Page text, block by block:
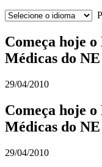
Começa hoje
Médicas do NE
29/04/2010
Começa hoje
Médicas do NE
29/04/2010